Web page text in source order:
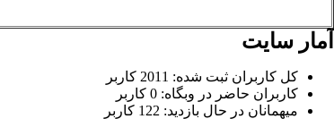
آمار سایت
کل کاربران ثبت شده: 2011 کاربر
کاربران حاضر در وبگاه: 0 کاربر
میهمانان در حال بازدید: 122 کاربر